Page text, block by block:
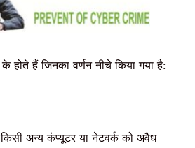
के होते हैं जिनका वर्णन नीचे किया गया है:
किसी अन्य कंप्यूटर या नेटवर्क को अवैध